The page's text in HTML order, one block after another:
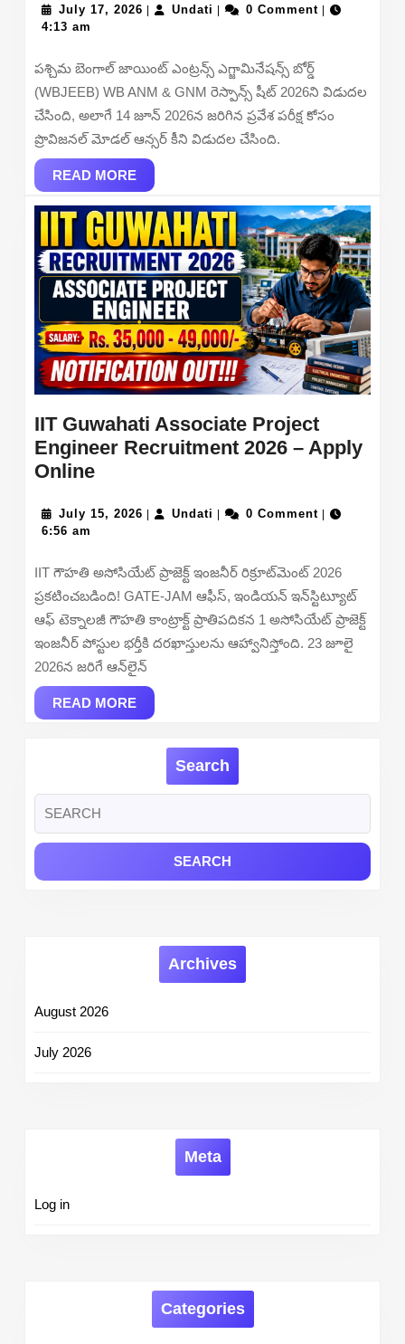
ANM
Response
Sheet
2026
Out
Answer
Key
&
Raise
Objection
@wbjeeb.nic.in
July 17, 2026 July
| Undati Undati
| 0 Comment |
4:13 am
పశ్చిమ బెంగాల్ జాయింట్ ఎంట్రన్స్ ఎగ్జామినేషన్స్ బోర్డ్
(WBJEEB) WB ANM & GNM రెస్పాన్స్ షీట్ 2026ని విడుదల
చేసింది, అలాగే 14 జూన్ 2026న జరిగిన ప్రవేశ పరీక్ష కోసం
ప్రొవిజనల్ మోడల్ ఆన్సర్ కీని విడుదల చేసింది.
READ MOREREAD
MORE
IIT Guwahati Associate Project
Engineer Recruitment 2026 – Apply
OnlineIIT
Associate
Engineer
Recruitment
2026
–
Apply
Online
July 15, 2026 July
| Undati Undati
| 0 Comment |
6:56 am
IIT గౌహతి అసోసియేట్ ప్రాజెక్ట్ ఇంజనీర్ రిక్రూట్‌మెంట్ 2026
ప్రకటించబడింది! GATE-JAM ఆఫీస్, ఇండియన్ ఇన్‌స్టిట్యూట్
ఆఫ్ టెక్నాలజీ గౌహతి కాంట్రాక్ట్ ప్రాతిపదికన 1 అసోసియేట్ ప్రాజెక్ట్
ఇంజనీర్ పోస్టుల భర్తీకి దరఖాస్తులను ఆహ్వానిస్తోంది. 23 జూలై
2026న జరిగే ఆన్‌లైన్
READ MOREREAD
MORE
Search
for:
Archives
August 2026
July 2026
Meta
Log in
Categories